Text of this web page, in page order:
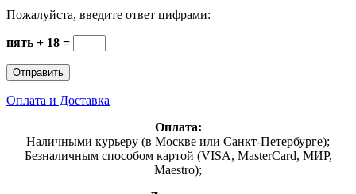
Пожалуйста, введите ответ цифрами:
пять + 18 =
Оплата и Доставка
Оплата:
Наличными курьеру (в Москве или Санкт-Петербурге);
Безналичным способом картой (VISA, MasterCard, МИР,
Maestro);